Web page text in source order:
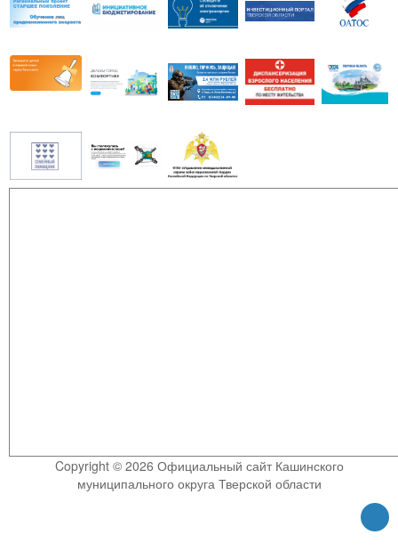
Copyright © 2026 Официальный сайт Кашинского
муниципального округа Тверской области